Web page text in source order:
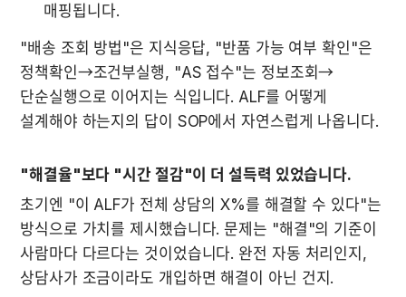
매핑됩니다.
"배송 조회 방법"은 지식응답, "반품 가능 여부 확인"은
정책확인→조건부실행, "AS 접수"는 정보조회→
단순실행으로 이어지는 식입니다. ALF를 어떻게
설계해야 하는지의 답이 SOP에서 자연스럽게 나옵니다.
"해결율"보다 "시간 절감"이 더 설득력 있었습니다.
초기엔 "이 ALF가 전체 상담의 X%를 해결할 수 있다"는
방식으로 가치를 제시했습니다. 문제는 "해결"의 기준이
사람마다 다르다는 것이었습니다. 완전 자동 처리인지,
상담사가 조금이라도 개입하면 해결이 아닌 건지.